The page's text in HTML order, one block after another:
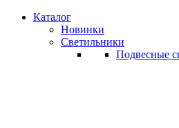
Каталог
Новинки
Светильники
Подвесные